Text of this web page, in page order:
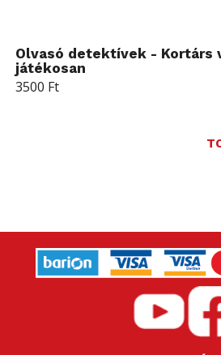
Olvasó detektívek - Kortárs
játékosan
3500 Ft